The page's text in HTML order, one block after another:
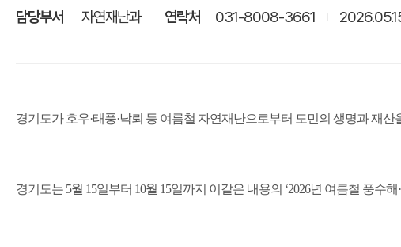
담당부서 자연재난과 연락처 031-8008-3661
경기도가 호우·태풍·낙뢰 등 여름철 자연재난으로부터 도민의 생명과 재
경기도는 5월 15일부터 10월 15일까지 이같은 내용의 ‘2026년 여름철 풍수해 ·